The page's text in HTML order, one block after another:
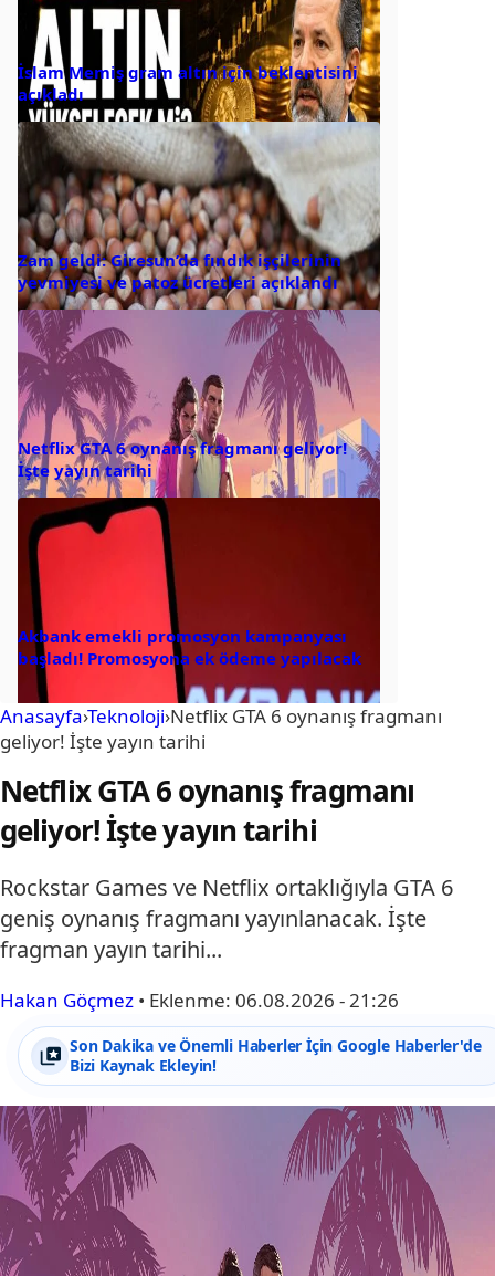
İslam Memiş gram altın için beklentisini
açıkladı
Zam geldi: Giresun’da fındık işçilerinin
yevmiyesi ve patoz ücretleri açıklandı
Netflix GTA 6 oynanış fragmanı geliyor!
İşte yayın tarihi
Akbank emekli promosyon kampanyası
başladı! Promosyona ek ödeme yapılacak
Anasayfa›Teknoloji›Netflix GTA 6 oynanış fragmanı
geliyor! İşte yayın tarihi
Netflix GTA 6 oynanış fragmanı
geliyor! İşte yayın tarihi
Rockstar Games ve Netflix ortaklığıyla GTA 6
geniş oynanış fragmanı yayınlanacak. İşte
fragman yayın tarihi...
Hakan Göçmez • Eklenme: 06.08.2026 - 21:26
Son Dakika ve Önemli Haberler İçin Google Haberler'de
Bizi Kaynak Ekleyin!